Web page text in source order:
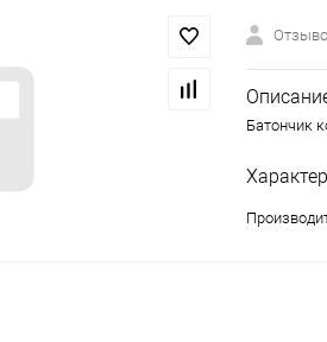
Батончик